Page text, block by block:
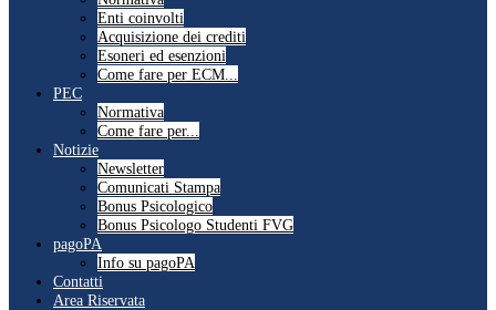
Enti coinvolti
Acquisizione dei crediti
Esoneri ed esenzioni
Come fare per ECM...
PEC
Normativa
Come fare per...
Notizie
Newsletter
Comunicati Stampa
Bonus Psicologico
Bonus Psicologo Studenti FVG
pagoPA
Info su pagoPA
Contatti
Area Riservata